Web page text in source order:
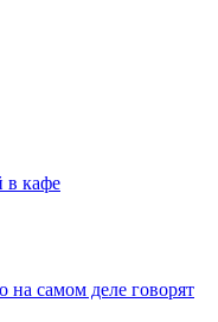
в кафе
на самом деле говорят